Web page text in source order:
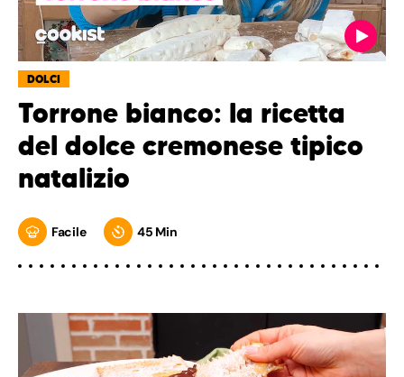
DOLCI
Torrone bianco: la ricetta
del dolce cremonese tipico
natalizio
Facile 45 Min